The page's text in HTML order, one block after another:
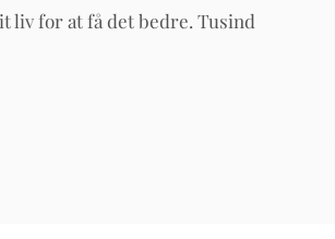
liv for at få det bedre. Tusind